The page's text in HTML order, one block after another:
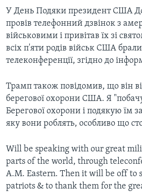
ПРАЙМ-ТАЙМ
ПОГЛЯД З ВАШИНГТОНА
Мови
У День Подяки президент США
провів телефонний дзвінок з
військовими і привітав їх зі
всіх п'яти родів військ США
телеконференції, згідно до
Трамп також повідомив, що він
берегової охорони США. Я "побачу
Берегової охорони і подякую їм
яку вони роблять, особливо що
Will be speaking with our great
parts of the world, through
A.M. Eastern. Then it will be off to
patriots & to thank them for the